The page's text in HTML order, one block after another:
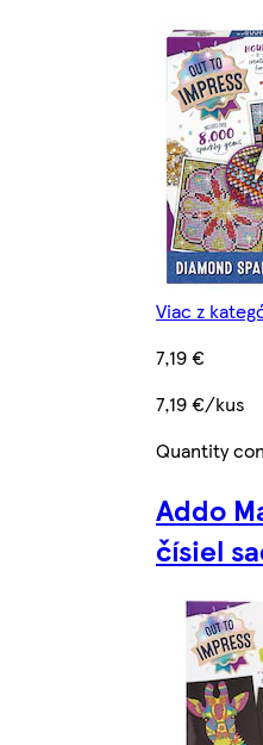
Viac z
7,19 €
7,19 €/kus
Quantity
Addo
čísiel